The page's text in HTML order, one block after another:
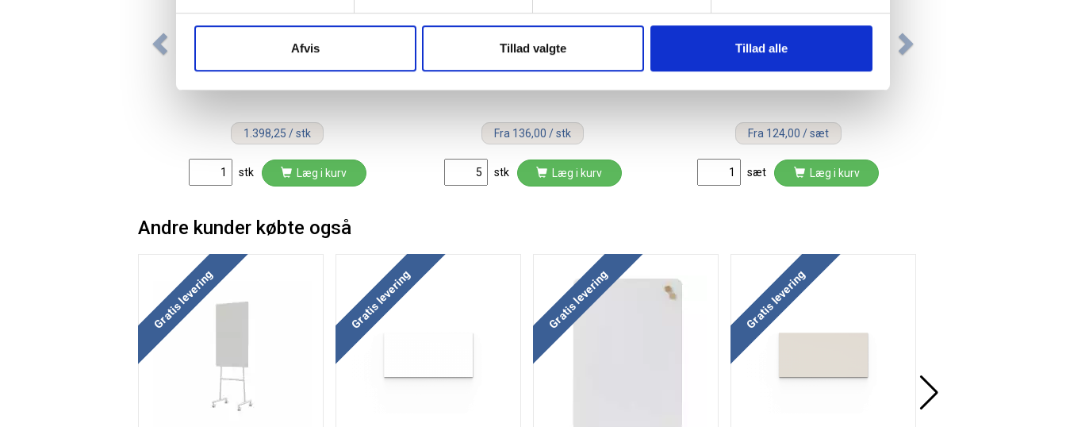
Afvis Tillad valgte Tillad alle
og glastavler lys birk
1.398,25 / stk
stk Læg i kurv
Lintex magneter til whiteboard
og glastavler birk
Fra 136,00 / stk
stk Læg i kurv
whiteboard 1,5-3mm sort, 4 stk
Fra 124,00 / sæt
sæt Læg i kurv
Andre kunder købte også
Køb mere og spar
Gratis levering Køb mere og spar
Gratis levering Gratis levering Køb mere og spar
Gratis levering